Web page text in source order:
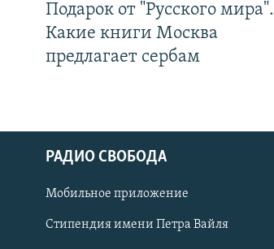
СОЦИАЛЬНЫЕ СЕТИ
Подарок от "Русского мира".
Какие книги Москва
предлагает сербам
РАДИО СВОБОДА
Мобильное приложение
Стипендия имени Петра Вайля